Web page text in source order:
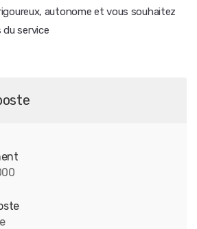
autonome et vous souhaitez
service